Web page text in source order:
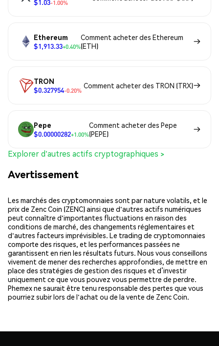
$1.03-1.00%
Ethereum
$1,913.33+0.40%
Comment acheter des Ethereum
(ETH)
TRON
$0.327954-0.20%
Comment acheter des TRON (TRX)
Pepe
$0.00000282+1.00%
Comment acheter des Pepe
(PEPE)
Explorer d'autres actifs cryptographiques >
Avertissement
Les marchés des cryptomonnaies sont par nature volatils, et le
prix de Zenc Coin (ZENC) ainsi que d'autres actifs numériques
peut connaître d'importantes fluctuations en raison des
conditions de marché, des changements réglementaires et
d'autres facteurs imprévisibles. Le trading de cryptomonnaies
comporte des risques, et les performances passées ne
garantissent en rien les résultats futurs. Nous vous conseillons
vivement de mener des recherches approfondies, de mettre en
place des stratégies de gestion des risques et d’investir
uniquement ce que vous pouvez vous permettre de perdre.
Phemex ne saurait être tenu responsable des pertes que vous
pourriez subir lors de l'achat ou de la vente de Zenc Coin.